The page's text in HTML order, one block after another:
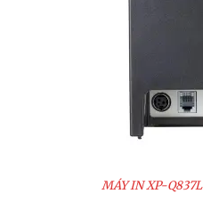
MÁY IN XP-Q837L